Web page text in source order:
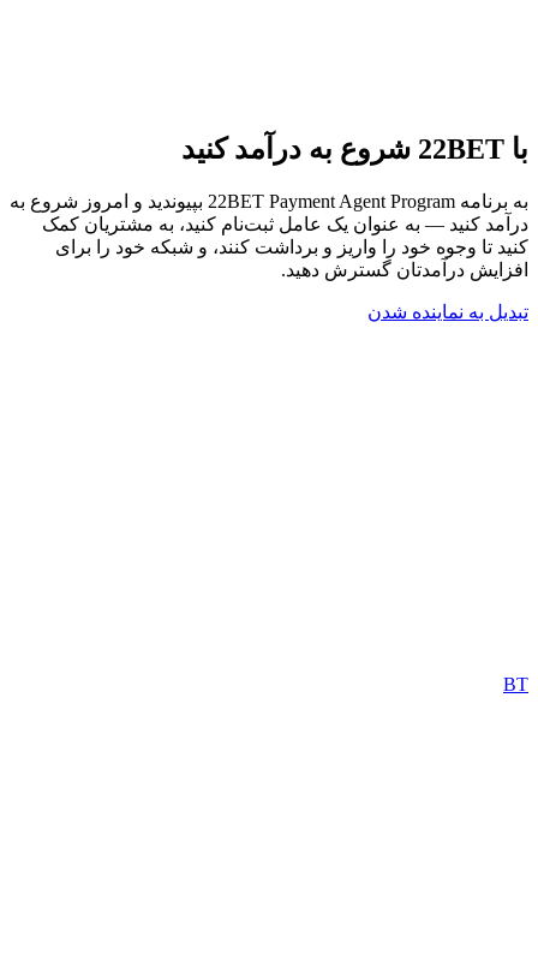
با 22BET شروع به درآمد کنید
به برنامه 22BET Payment Agent Program بپیوندید و امروز شروع به
درآمد کنید — به عنوان یک عامل ثبت‌نام کنید، به مشتریان کمک
کنید تا وجوه خود را واریز و برداشت کنند، و شبکه خود را برای
افزایش درآمدتان گسترش دهید.
تبدیل به نماینده شدن
BT